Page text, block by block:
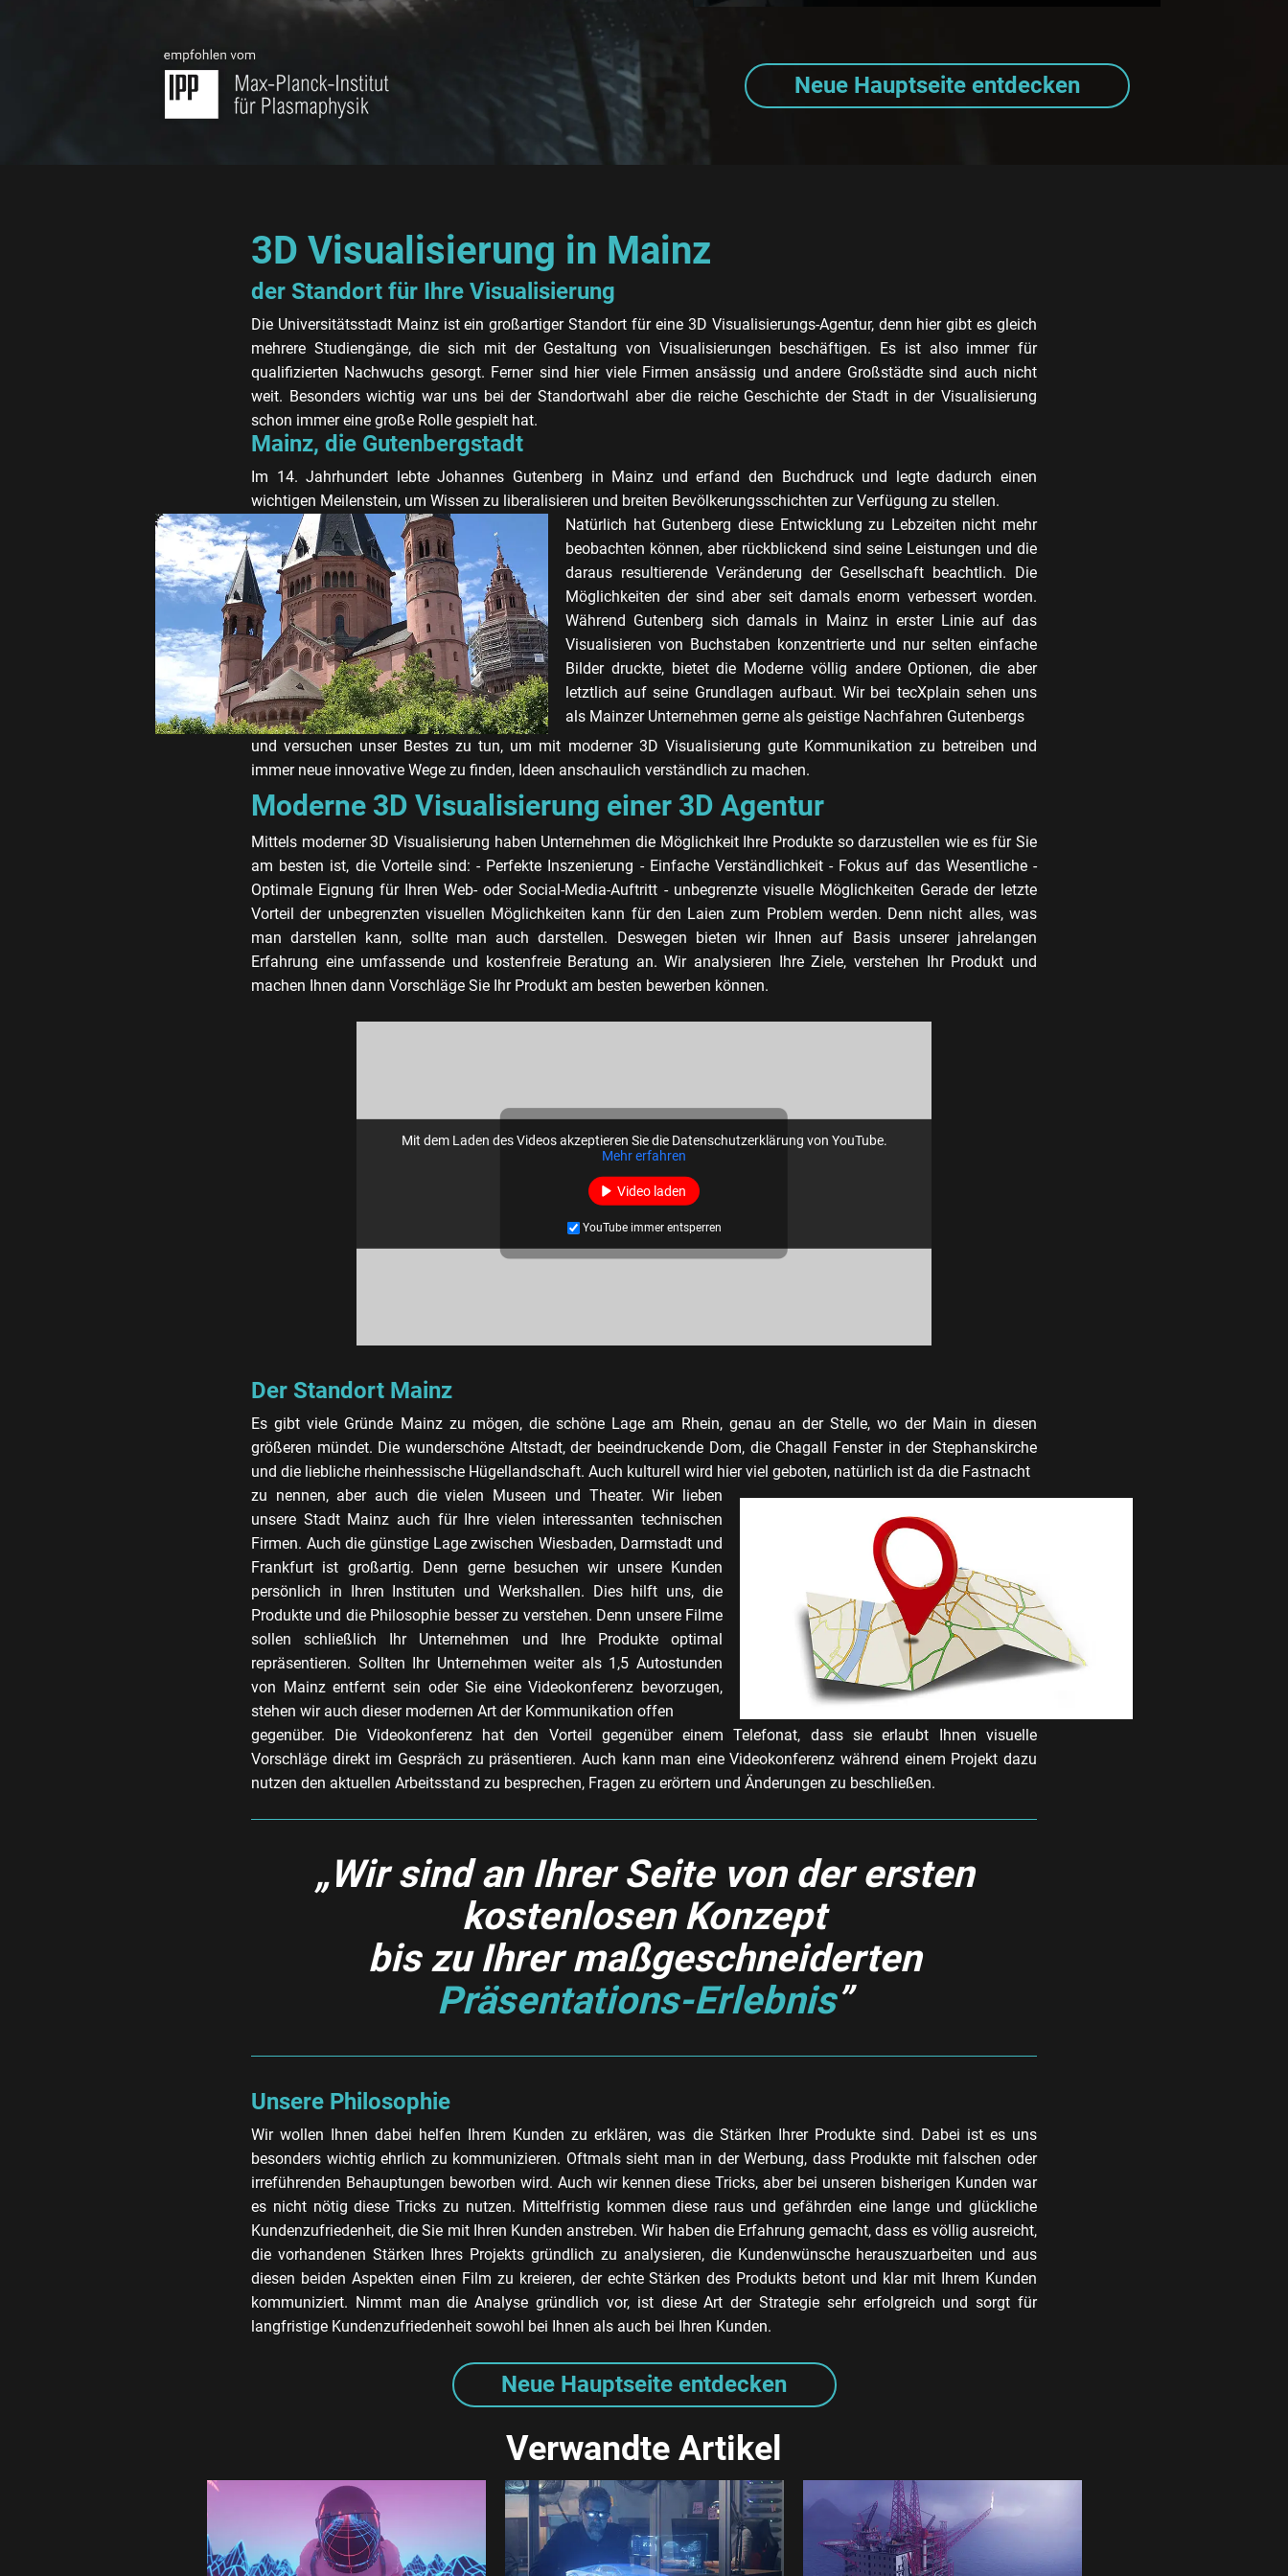
Neue Hauptseite entdecken
3D Visualisierung in Mainz
der Standort für Ihre Visualisierung
Die Universitätsstadt Mainz ist ein großartiger Standort für eine 3D Visualisierungs-Agentur, denn hier gibt es gleich
mehrere Studiengänge, die sich mit der Gestaltung von Visualisierungen beschäftigen. Es ist also immer für
qualifizierten Nachwuchs gesorgt. Ferner sind hier viele Firmen ansässig und andere Großstädte sind auch nicht
weit. Besonders wichtig war uns bei der Standortwahl aber die reiche Geschichte der Stadt in der Visualisierung
schon immer eine große Rolle gespielt hat.
Mainz, die Gutenbergstadt
Im 14. Jahrhundert lebte Johannes Gutenberg in Mainz und erfand den Buchdruck und legte dadurch einen
wichtigen Meilenstein, um Wissen zu liberalisieren und breiten Bevölkerungsschichten zur Verfügung zu stellen.
Natürlich hat Gutenberg diese Entwicklung zu Lebzeiten nicht mehr
beobachten können, aber rückblickend sind seine Leistungen und die
daraus resultierende Veränderung der Gesellschaft beachtlich. Die
Möglichkeiten der sind aber seit damals enorm verbessert worden.
Während Gutenberg sich damals in Mainz in erster Linie auf das
Visualisieren von Buchstaben konzentrierte und nur selten einfache
Bilder druckte, bietet die Moderne völlig andere Optionen, die aber
letztlich auf seine Grundlagen aufbaut. Wir bei tecXplain sehen uns
als Mainzer Unternehmen gerne als geistige Nachfahren Gutenbergs
und versuchen unser Bestes zu tun, um mit moderner 3D Visualisierung gute Kommunikation zu betreiben und
immer neue innovative Wege zu finden, Ideen anschaulich verständlich zu machen.
Moderne 3D Visualisierung einer 3D Agentur
Mittels moderner 3D Visualisierung haben Unternehmen die Möglichkeit Ihre Produkte so darzustellen wie es für Sie
am besten ist, die Vorteile sind: - Perfekte Inszenierung - Einfache Verständlichkeit - Fokus auf das Wesentliche -
Optimale Eignung für Ihren Web- oder Social-Media-Auftritt - unbegrenzte visuelle Möglichkeiten Gerade der letzte
Vorteil der unbegrenzten visuellen Möglichkeiten kann für den Laien zum Problem werden. Denn nicht alles, was
man darstellen kann, sollte man auch darstellen. Deswegen bieten wir Ihnen auf Basis unserer jahrelangen
Erfahrung eine umfassende und kostenfreie Beratung an. Wir analysieren Ihre Ziele, verstehen Ihr Produkt und
machen Ihnen dann Vorschläge Sie Ihr Produkt am besten bewerben können.
Mit dem Laden des Videos akzeptieren Sie die Datenschutzerklärung von YouTube.
Mehr erfahren
Video laden
YouTube immer entsperren
Der Standort Mainz
Es gibt viele Gründe Mainz zu mögen, die schöne Lage am Rhein, genau an der Stelle, wo der Main in diesen
größeren mündet. Die wunderschöne Altstadt, der beeindruckende Dom, die Chagall Fenster in der Stephanskirche
und die liebliche rheinhessische Hügellandschaft. Auch kulturell wird hier viel geboten, natürlich ist da die Fastnacht
zu nennen, aber auch die vielen Museen und Theater. Wir lieben
unsere Stadt Mainz auch für Ihre vielen interessanten technischen
Firmen. Auch die günstige Lage zwischen Wiesbaden, Darmstadt und
Frankfurt ist großartig. Denn gerne besuchen wir unsere Kunden
persönlich in Ihren Instituten und Werkshallen. Dies hilft uns, die
Produkte und die Philosophie besser zu verstehen. Denn unsere Filme
sollen schließlich Ihr Unternehmen und Ihre Produkte optimal
repräsentieren. Sollten Ihr Unternehmen weiter als 1,5 Autostunden
von Mainz entfernt sein oder Sie eine Videokonferenz bevorzugen,
stehen wir auch dieser modernen Art der Kommunikation offen
gegenüber. Die Videokonferenz hat den Vorteil gegenüber einem Telefonat, dass sie erlaubt Ihnen visuelle
Vorschläge direkt im Gespräch zu präsentieren. Auch kann man eine Videokonferenz während einem Projekt dazu
nutzen den aktuellen Arbeitsstand zu besprechen, Fragen zu erörtern und Änderungen zu beschließen.
„Wir sind an Ihrer Seite von der ersten
kostenlosen Konzept
bis zu Ihrer maßgeschneiderten
Präsentations-Erlebnis”
Unsere Philosophie
Wir wollen Ihnen dabei helfen Ihrem Kunden zu erklären, was die Stärken Ihrer Produkte sind. Dabei ist es uns
besonders wichtig ehrlich zu kommunizieren. Oftmals sieht man in der Werbung, dass Produkte mit falschen oder
irreführenden Behauptungen beworben wird. Auch wir kennen diese Tricks, aber bei unseren bisherigen Kunden war
es nicht nötig diese Tricks zu nutzen. Mittelfristig kommen diese raus und gefährden eine lange und glückliche
Kundenzufriedenheit, die Sie mit Ihren Kunden anstreben. Wir haben die Erfahrung gemacht, dass es völlig ausreicht,
die vorhandenen Stärken Ihres Projekts gründlich zu analysieren, die Kundenwünsche herauszuarbeiten und aus
diesen beiden Aspekten einen Film zu kreieren, der echte Stärken des Produkts betont und klar mit Ihrem Kunden
kommuniziert. Nimmt man die Analyse gründlich vor, ist diese Art der Strategie sehr erfolgreich und sorgt für
langfristige Kundenzufriedenheit sowohl bei Ihnen als auch bei Ihren Kunden.
Neue Hauptseite entdecken
Verwandte Artikel